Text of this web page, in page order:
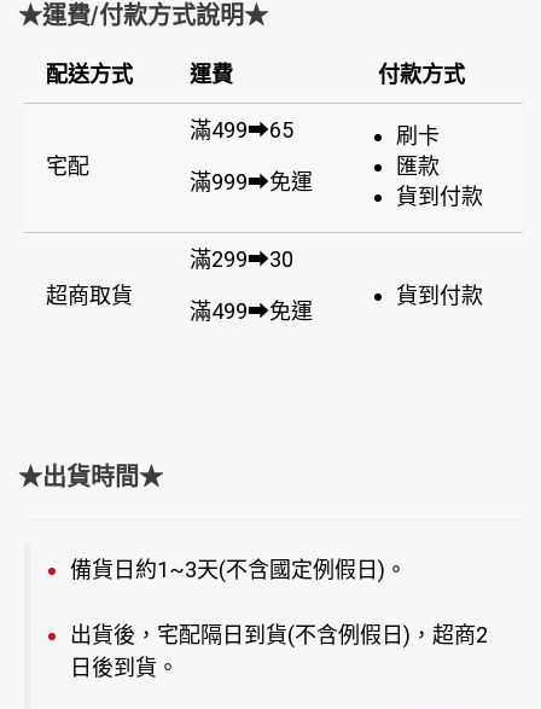
★運費/付款方式說明★
配送方式 運費 付款方式
宅配
滿499➡65
滿999➡免運
刷卡
匯款
貨到付款
超商取貨
滿299➡30
滿499➡免運
貨到付款
★出貨時間★
備貨日約1~3天(不含國定例假日)。
出貨後，宅配隔日到貨(不含例假日)，超商2
日後到貨。